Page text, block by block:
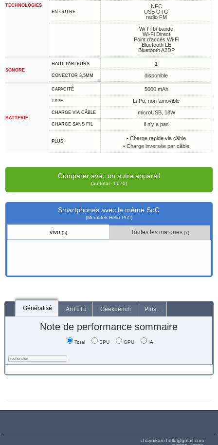
TECHNOLOGIES
EN OUTRE
NFC
USB OTG
radio FM
Wi-Fi bi-bande
Wi-Fi Direct
Point d'accès Wi-Fi
Bluetooth LE
Bluetooth A2DP
SONORE
HAUT-PARLEURS 1
CONECTOR 3,5MM disponible
BATTERIE
CAPACITÉ 5000 mAh
TYPE Li-Po, non-amovible
CHARGE VIA CÂBLE microUSB, 18W
CHARGE SANS FIL il n'y a pas
PLUS
• Charge rapide via câble
• Charge inversée par câble
Comparer avec un autre appareil
(au total - 6070)
Smartphones avec le même SoC
(Mediatek Helio P65)
vivo(5) Toutes les marques (7)
Généralisé AnTuTu Geekbench Plus...
Note de performance sommaire
Total CPU GPU IA
chaynikam.hello@gmail.com